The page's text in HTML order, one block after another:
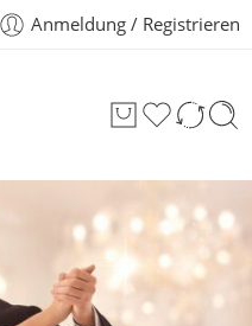
Anmeldung / Registrieren